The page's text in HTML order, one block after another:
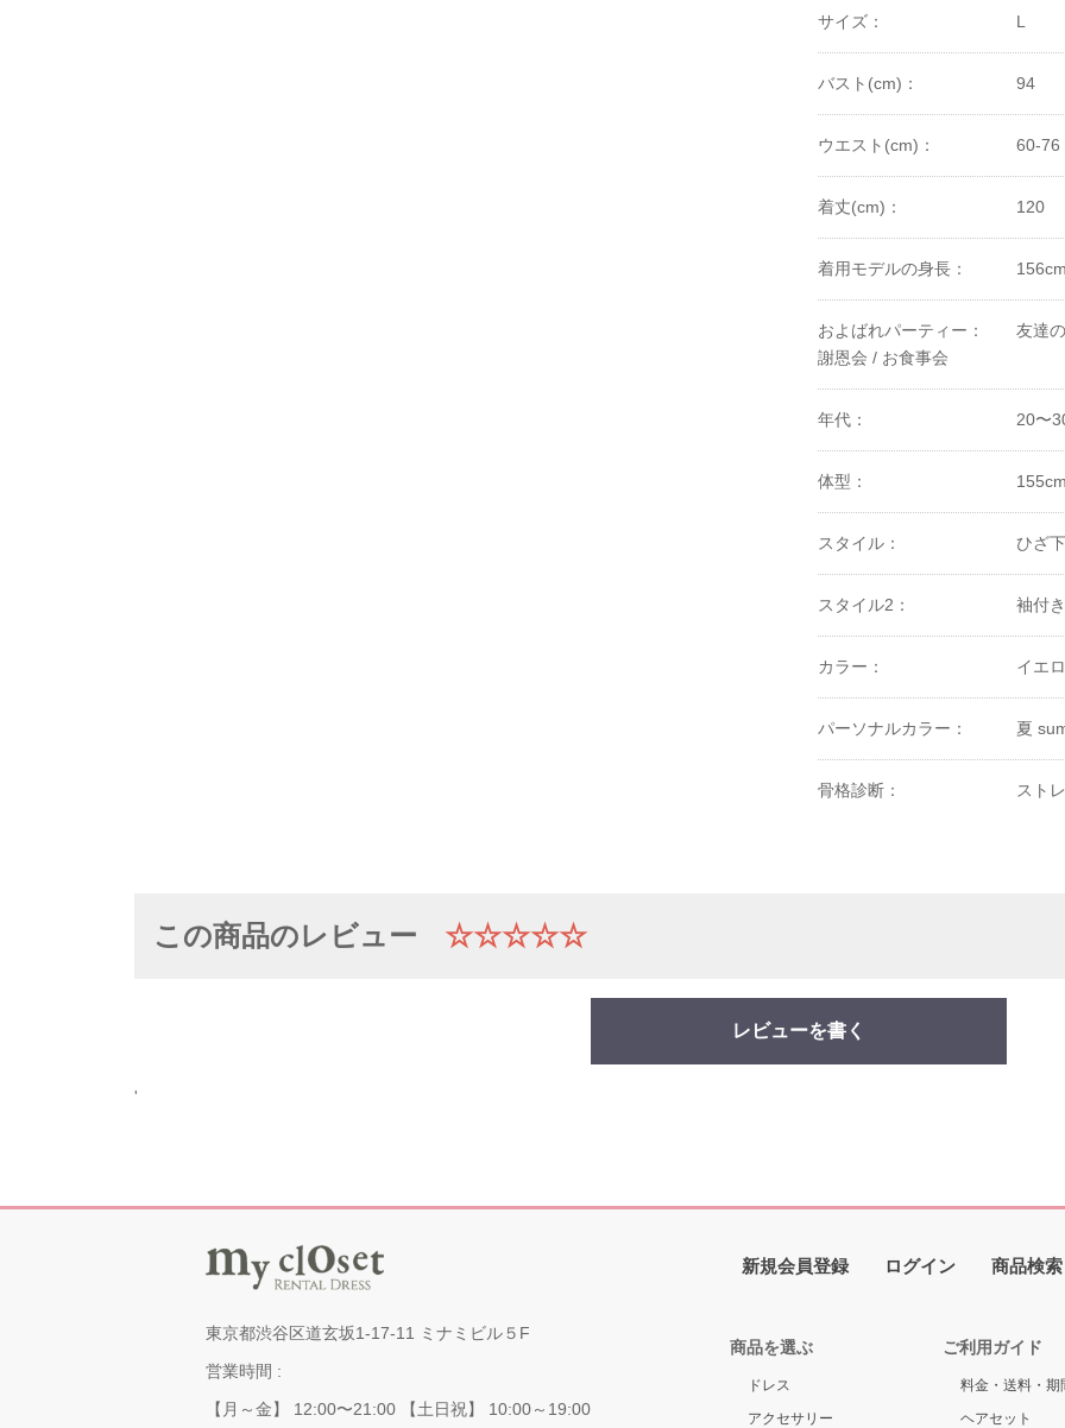
サイズ： L
バスト(cm)： 94
ウエスト(cm)： 60-76
着丈(cm)： 120
着用モデルの身長：
およばれパーティー：
友達
謝恩会 / お食事会
年代： 20〜
体型：
スタイル： ひざ
スタイル2： 袖付き
カラー： イエ
パーソナルカラー： 夏
骨格診断： スト
この商品のレビュー ☆☆☆☆☆
レビューを書く
'
東京都渋谷区道玄坂1-17-11 ミナミビル５F
営業時間 :
【月～金】 12:00〜21:00 【土日祝】 10:00～19:00
新規会員登録 ログイン 商品検索
商品を選ぶ
ドレス
アクセサリー
ご利用ガイド
料金・送料・期
ヘアセット